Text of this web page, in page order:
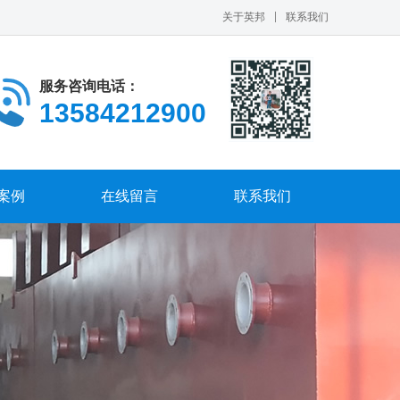
关于英邦 联系我们
服务咨询电话：
13584212900
例 在线留言 联系我们